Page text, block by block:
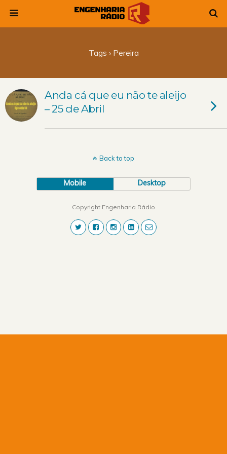
Tags › Pereira
Anda cá que eu não te aleijo
– 25 de Abril
Back to top
Mobile Desktop
Copyright Engenharia Rádio